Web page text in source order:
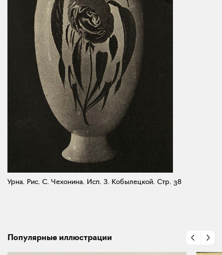
Урна. Рис. С. Чехонина. Исп. З. Кобылецкой. Стр. 38
Популярные иллюстрации